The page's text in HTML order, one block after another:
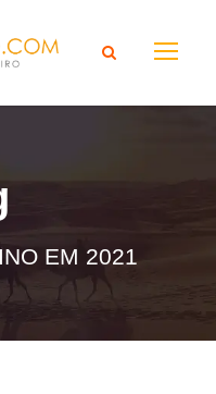
EM 2021